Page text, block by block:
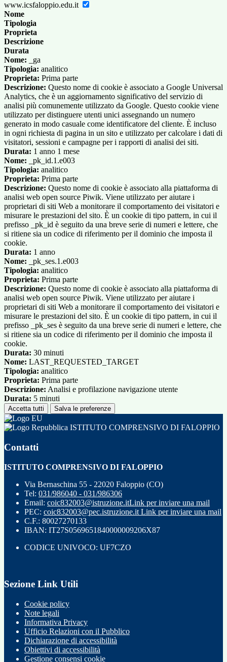
www.icsfaloppio.edu.it
Nome
Tipologia
Proprieta
Descrizione
Durata
Nome: _ga
Tipologia: analitico
Proprieta: Prima parte
Descrizione: Questo nome di cookie è associato a Google Universal
Analytics, che è un aggiornamento significativo del servizio di
analisi più comunemente utilizzato da Google. Questo cookie viene
utilizzato per distinguere utenti unici assegnando un numero
generato in modo casuale come identificatore del cliente. È incluso
in ogni richiesta di pagina in un sito e utilizzato per calcolare i dati di
visitatori, sessioni e campagne per i rapporti di analisi dei siti.
Durata: 1 anno 1 mese
Nome: _pk_id.1.e003
Tipologia: analitico
Proprieta: Prima parte
Descrizione: Questo nome di cookie è associato alla piattaforma di
analisi web open source Piwik. Viene utilizzato per aiutare i
proprietari di siti Web a monitorare il comportamento dei visitatori e
misurare le prestazioni del sito. È un cookie di tipo pattern, in cui il
prefisso _pk_id è seguito da una breve serie di numeri e lettere, che
si ritiene sia un codice di riferimento per il dominio che imposta il
cookie.
Durata: 1 anno
Nome: _pk_ses.1.e003
Tipologia: analitico
Proprieta: Prima parte
Descrizione: Questo nome di cookie è associato alla piattaforma di
analisi web open source Piwik. Viene utilizzato per aiutare i
proprietari di siti Web a monitorare il comportamento dei visitatori e
misurare le prestazioni del sito. È un cookie di tipo pattern, in cui il
prefisso _pk_ses è seguito da una breve serie di numeri e lettere, che
si ritiene sia un codice di riferimento per il dominio che imposta il
cookie.
Durata: 30 minuti
Nome: LAST_REQUESTED_TARGET
Tipologia: analitico
Proprieta: Prima parte
Descrizione: Analisi e profilazione navigazione utente
Durata: 5 minuti
Accetta tutti Salva le preferenze
ISTITUTO COMPRENSIVO DI FALOPPIO
Contatti
ISTITUTO COMPRENSIVO DI FALOPPIO
Via Bernaschina 55 - 22020 Faloppio (CO)
Tel: 031/986040 - 031/986306
Email: coic832003@istruzione.itLink per inviare una mail
PEC: coic832003@pec.istruzione.it Link per inviare una mail
C.F.: 80027270133
IBAN: IT27S0569651840000009206X87
CODICE UNIVOCO: UF7CZO
Sezione Link Utili
Cookie policy
Note legali
Informativa Privacy
Ufficio Relazioni con il Pubblico
Dichiarazione di accessibilità
Obiettivi di accessibilità
Gestione consensi cookie